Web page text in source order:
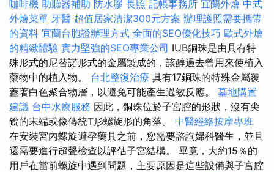
咖啡機 助聽器補助 防水膠 長照 記帳事務所 宜蘭外燴 中式
外燴菜單 牙醫 超值居家清潔300元方案 辦理護照需要攜帶
的資料 宜蘭台胞證辦理方式 全面的SEO優化技巧 歐式外燴
的精緻體驗 實力堅強的SEO專業公司 IUB銅珠是由具有特
殊形式的尼替諾形式的金屬製成的，該醇過去曾用來使植入
藥物中的植入物。 台北整復治療 具有17銅珠的特殊金屬覆
蓋著白色聚合物層，以避免可能產生過敏反應。 墓地購置
建議 台中水療服務 因此，銅珠位於子宮腔的形狀，沒有尖
銳的末端或像傳統T形螺旋形的角落。 中醫經絡按摩專班
在安裝宮內螺旋避孕藥具之前，您需要諮詢婦科醫生，並且
還需要進行超聲檢查以評估子宮結構。 畢竟，大約15％的
用戶在當前螺旋中遇到問題，主要原因是這些設備與子宮腔